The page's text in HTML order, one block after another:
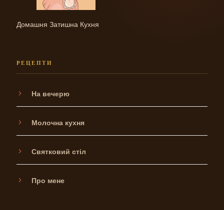
Домашня Затишна Кухня
РЕЦЕПТИ
На вечерю
Молочна кухня
Святковий стіл
Про мене